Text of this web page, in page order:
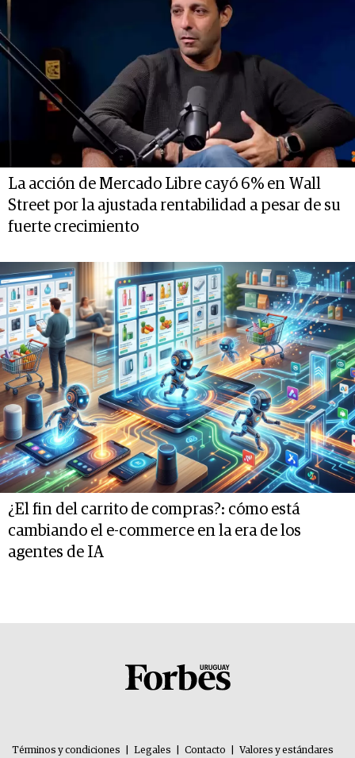
La acción de Mercado Libre cayó 6% en Wall
Street por la ajustada rentabilidad a pesar de su
fuerte crecimiento
¿El fin del carrito de compras?: cómo está
cambiando el e-commerce en la era de los
agentes de IA
Términos y condiciones Legales Contacto Valores y estándares